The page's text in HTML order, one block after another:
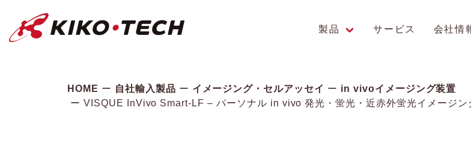
キコーテック株式会社 | ライフサイエンス研究への貢献
製品 サービス 会社情
HOME 自社輸入製品 イメージング・セルアッセイ
in vivoイメージング装置
VISQUE InVivo Smart-LF – パーソナル in vivo 発光・蛍光・近赤外蛍光イメージ